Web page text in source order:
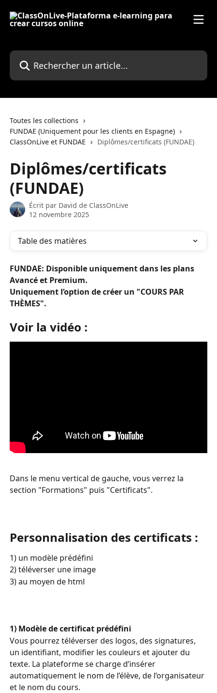
Rechercher un article...
Toutes les collections
FUNDAE (Uniquement pour les clients en Espagne)
ClassOnLive et FUNDAE
Diplômes/certificats (FUNDAE)
Diplômes/certificats
(FUNDAE)
Écrit par David de ClassOnLive
12 novembre 2025
Table des matières
FUNDAE: Disponible uniquement dans les plans
Avancé et Premium.
Uniquement l’option de créer un "COURS PAR
THÈMES".
Voir la vidéo :
Dans le menu vertical de gauche, vous verrez la
section "Formations" puis "Certificats".
Personnalisation des certificats :
1) un modèle prédéfini
2) téléverser une image
3) au moyen de html
1) Modèle de certificat prédéfini
Vous pourrez téléverser des logos, des signatures,
un identifiant, modifier les couleurs et ajouter du
texte. La plateforme se charge d’insérer
automatiquement le nom de l’élève, de l’organisateur
et le nom du cours.